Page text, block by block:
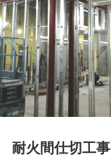
耐火間仕切工事